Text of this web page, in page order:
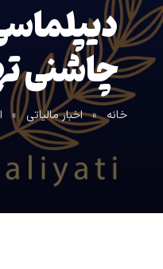
چاشنی
خانه » اخبار مالیاتی »